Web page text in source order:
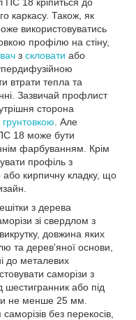
каркасу. Також, як
використовуватись
профілю на стіну,
з скловати або
втрати тепла та
Зазвичай профлист
сторона
грунтовкою . Але
18 може бути
фарбуванням. Крім
профіль з
кирпичну кладку, що
з дерева
зі свердлом з
довжина яких
та дерев'яної основи,
до металевих
саморізи з
або під
не менше 25 мм.
без перекосів,